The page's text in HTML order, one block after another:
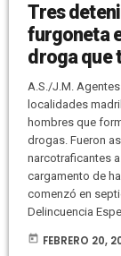
Tres
furgoneta
droga que
A.S./J.M.
localidades
hombres que
drogas. Fueron
narcotraficantes
cargamento de
comenzó en
Delincuencia
today FEBRERO 20,